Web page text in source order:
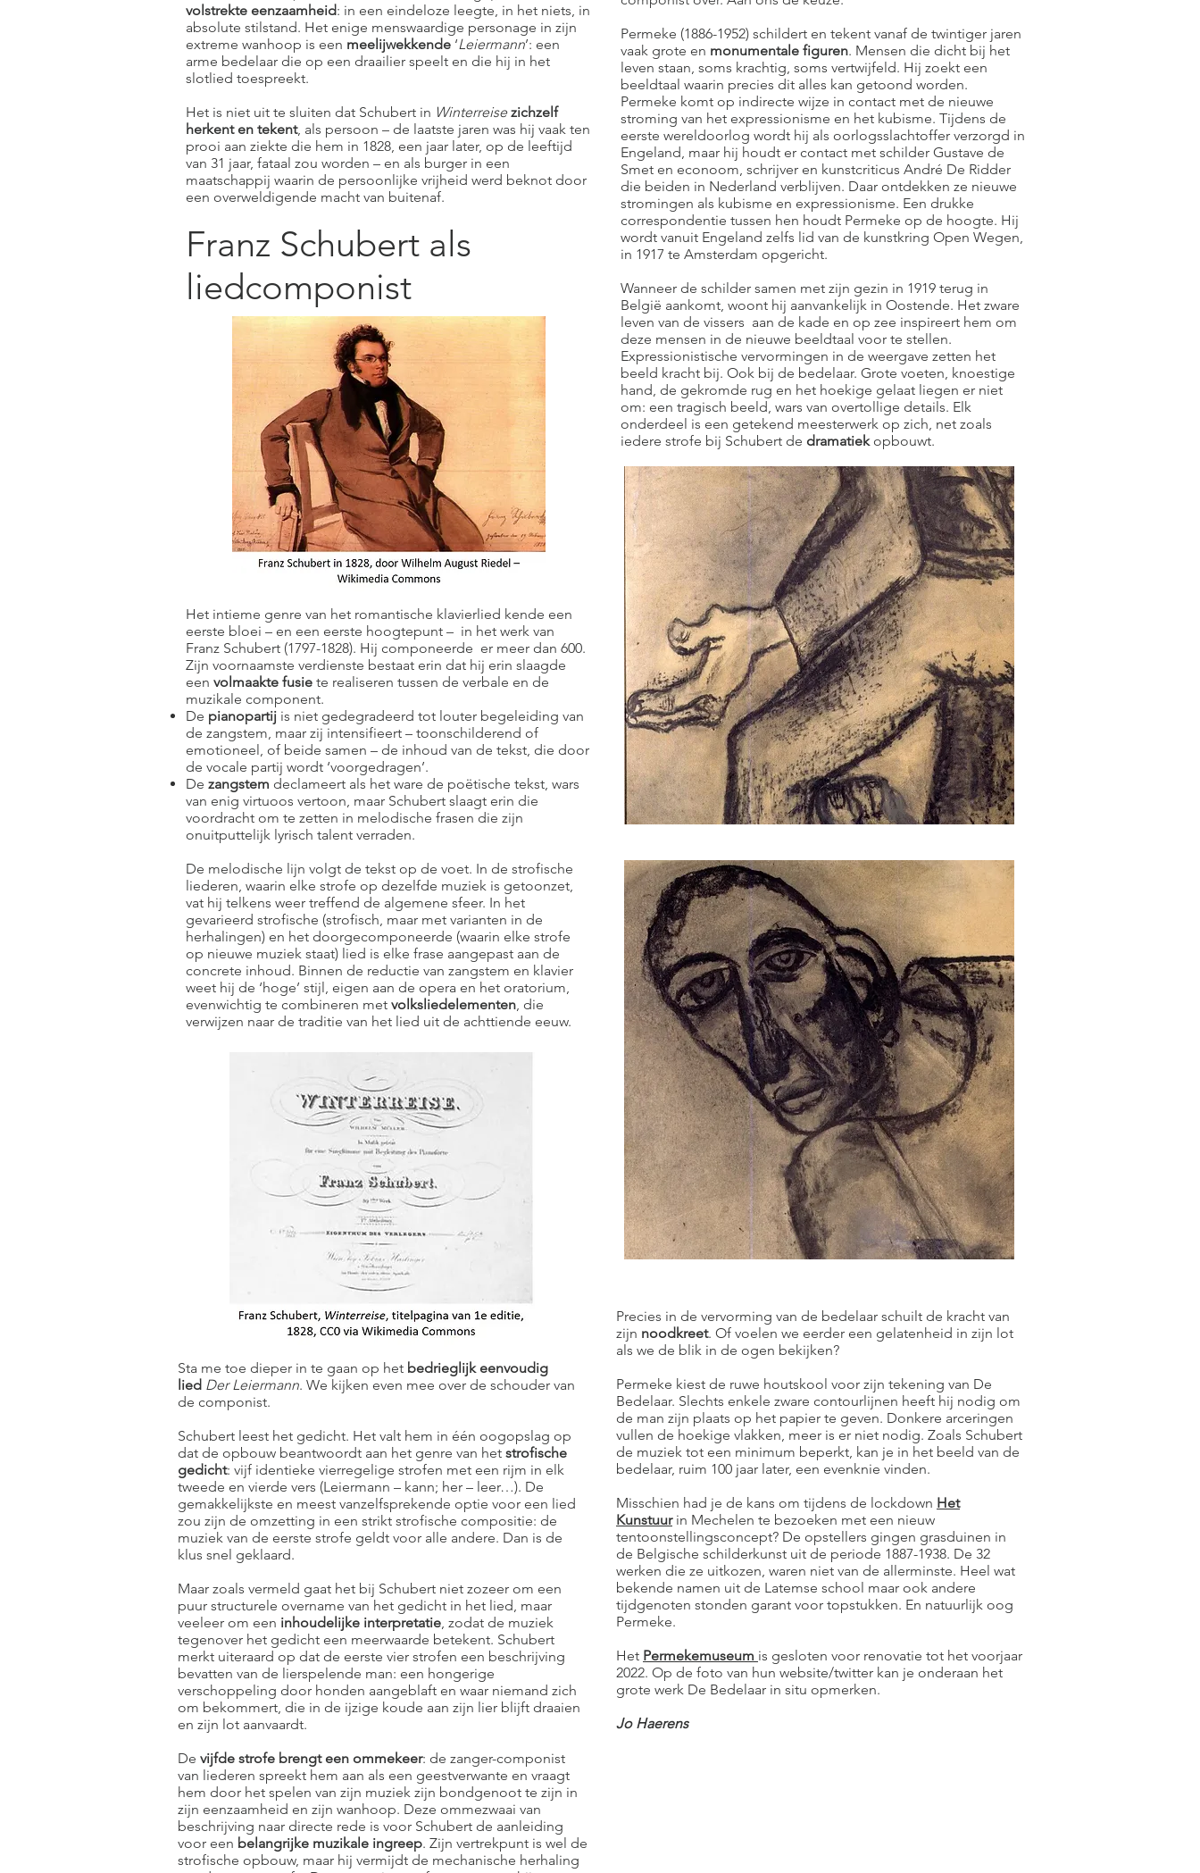
volstrekte eenzaamheid: in een eindeloze leegte, in het niets, in
absolute stilstand. Het enige menswaardige personage in zijn
extreme wanhoop is een meelijwekkende ‘Leiermann’: een
arme bedelaar die op een draailier speelt en die hij in het
slotlied toespreekt.
Het is niet uit te sluiten dat Schubert in Winterreisezichzelf
herkent en tekent, als persoon – de laatste jaren was hij vaak ten
prooi aan ziekte die hem in 1828, een jaar later, op de leeftijd
van 31 jaar, fataal zou worden – en als burger in een
maatschappij waarin de persoonlijke vrijheid werd beknot door
een overweldigende macht van buitenaf.
Franz Schubert als
liedcomponist
Het intieme genre van het romantische klavierlied kende een
eerste bloei – en een eerste hoogtepunt – in het werk van
Franz Schubert (1797-1828). Hij componeerde er meer dan 600.
Zijn voornaamste verdienste bestaat erin dat hij erin slaagde
een volmaakte fusie te realiseren tussen de verbale en de
muzikale component.
De pianopartij is niet gedegradeerd tot louter begeleiding van
de zangstem, maar zij intensifieert – toonschilderend of
emotioneel, of beide samen – de inhoud van de tekst, die door
de vocale partij wordt ‘voorgedragen’.
De zangstem declameert als het ware de poëtische tekst, wars
van enig virtuoos vertoon, maar Schubert slaagt erin die
voordracht om te zetten in melodische frasen die zijn
onuitputtelijk lyrisch talent verraden.
De melodische lijn volgt de tekst op de voet. In de strofische
liederen, waarin elke strofe op dezelfde muziek is getoonzet,
vat hij telkens weer treffend de algemene sfeer. In het
gevarieerd strofische (strofisch, maar met varianten in de
herhalingen) en het doorgecomponeerde (waarin elke strofe
op nieuwe muziek staat) lied is elke frase aangepast aan de
concrete inhoud. Binnen de reductie van zangstem en klavier
weet hij de ‘hoge’ stijl, eigen aan de opera en het oratorium,
evenwichtig te combineren met volksliedelementen, die
verwijzen naar de traditie van het lied uit de achttiende eeuw.
Sta me toe dieper in te gaan op het bedrieglijk eenvoudig
lied Der Leiermann. We kijken even mee over de schouder van
de componist.
Schubert leest het gedicht. Het valt hem in één oogopslag op
dat de opbouw beantwoordt aan het genre van het strofische
gedicht: vijf identieke vierregelige strofen met een rijm in elk
tweede en vierde vers (Leiermann – kann; her – leer…). De
gemakkelijkste en meest vanzelfsprekende optie voor een lied
zou zijn de omzetting in een strikt strofische compositie: de
muziek van de eerste strofe geldt voor alle andere. Dan is de
klus snel geklaard.
Maar zoals vermeld gaat het bij Schubert niet zozeer om een
puur structurele overname van het gedicht in het lied, maar
veeleer om een inhoudelijke interpretatie, zodat de muziek
tegenover het gedicht een meerwaarde betekent. Schubert
merkt uiteraard op dat de eerste vier strofen een beschrijving
bevatten van de lierspelende man: een hongerige
verschoppeling door honden aangeblaft en waar niemand zich
om bekommert, die in de ijzige koude aan zijn lier blijft draaien
en zijn lot aanvaardt.
De vijfde strofe brengt een ommekeer: de zanger-componist
van liederen spreekt hem aan als een geestverwante en vraagt
hem door het spelen van zijn muziek zijn bondgenoot te zijn in
zijn eenzaamheid en zijn wanhoop. Deze ommezwaai van
beschrijving naar directe rede is voor Schubert de aanleiding
voor een belangrijke muzikale ingreep. Zijn vertrekpunt is wel de
strofische opbouw, maar hij vermijdt de mechanische herhaling
Permeke (1886-1952) schildert en tekent vanaf de twintiger jaren
vaak grote en monumentale figuren. Mensen die dicht bij het
leven staan, soms krachtig, soms vertwijfeld. Hij zoekt een
beeldtaal waarin precies dit alles kan getoond worden.
Permeke komt op indirecte wijze in contact met de nieuwe
stroming van het expressionisme en het kubisme. Tijdens de
eerste wereldoorlog wordt hij als oorlogsslachtoffer verzorgd in
Engeland, maar hij houdt er contact met schilder Gustave de
Smet en econoom, schrijver en kunstcriticus André De Ridder
die beiden in Nederland verblijven. Daar ontdekken ze nieuwe
stromingen als kubisme en expressionisme. Een drukke
correspondentie tussen hen houdt Permeke op de hoogte. Hij
wordt vanuit Engeland zelfs lid van de kunstkring Open Wegen,
in 1917 te Amsterdam opgericht.
Wanneer de schilder samen met zijn gezin in 1919 terug in
België aankomt, woont hij aanvankelijk in Oostende. Het zware
leven van de vissers aan de kade en op zee inspireert hem om
deze mensen in de nieuwe beeldtaal voor te stellen.
Expressionistische vervormingen in de weergave zetten het
beeld kracht bij. Ook bij de bedelaar. Grote voeten, knoestige
hand, de gekromde rug en het hoekige gelaat liegen er niet
om: een tragisch beeld, wars van overtollige details. Elk
onderdeel is een getekend meesterwerk op zich, net zoals
iedere strofe bij Schubert de dramatiekopbouwt.
Precies in de vervorming van de bedelaar schuilt de kracht van
zijn noodkreet. Of voelen we eerder een gelatenheid in zijn lot
als we de blik in de ogen bekijken?
Permeke kiest de ruwe houtskool voor zijn tekening van De
Bedelaar. Slechts enkele zware contourlijnen heeft hij nodig om
de man zijn plaats op het papier te geven. Donkere arceringen
vullen de hoekige vlakken, meer is er niet nodig. Zoals Schubert
de muziek tot een minimum beperkt, kan je in het beeld van de
bedelaar, ruim 100 jaar later, een evenknie vinden.
Misschien had je de kans om tijdens de lockdown Het
Kunstuurin Mechelen te bezoeken met een nieuw
tentoonstellingsconcept? De opstellers gingen grasduinen in
de Belgische schilderkunst uit de periode 1887-1938. De 32
werken die ze uitkozen, waren niet van de allerminste. Heel wat
bekende namen uit de Latemse school maar ook andere
tijdgenoten stonden garant voor topstukken. En natuurlijk oog
Permeke.
Het Permekemuseum is gesloten voor renovatie tot het voorjaar
2022. Op de foto van hun website/twitter kan je onderaan het
grote werk De Bedelaar in situ opmerken.
Jo Haerens